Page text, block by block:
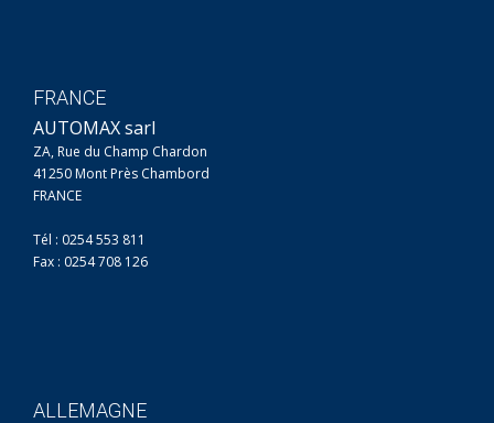
FRANCE
AUTOMAX sarl
ZA, Rue du Champ Chardon
41250 Mont Près Chambord
FRANCE
Tél : 0254 553 811
Fax : 0254 708 126
ALLEMAGNE